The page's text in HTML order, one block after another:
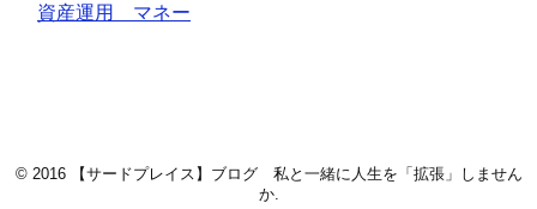
資産運用 マネー
© 2016
【サードプレイス】ブログ 私と一緒に人生を「拡張」しません
か.